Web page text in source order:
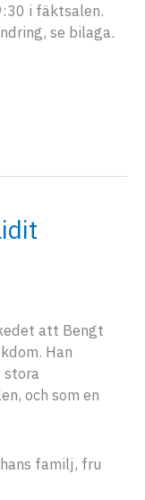
i fäktsalen.
se bilaga.
att Bengt
Han
stora
och som en
familj, fru